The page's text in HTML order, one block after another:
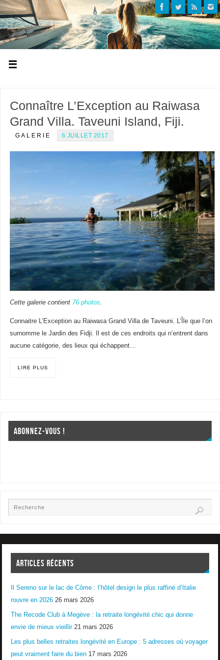
Connaître L’Exception au Raiwasa
Grand Villa. Taveuni Island, Fiji.
GALERIE 6 JUILLET 2017
Cette galerie contient 76 photos
Connaitre L’Exception au Raiwasa Grand Villa de Taveuni. L’Île que l’on
surnomme le Jardin des Fidji. Il est de ces endroits qui n’entrent dans
aucune catégorie, des lieux qui échappent…
LIRE PLUS
ABONNEZ-VOUS !
ARTICLES RÉCENTS
Il Sereno sur le lac de Côme : l’hôtel design le plus raffiné d’Italie
rouvre en 2026 26 mars 2026
The Recode Club à Megève : la retraite longévité chic qui donne
envie de mieux vieillir 21 mars 2026
Les plus belles retraites longévité en Europe : 5 adresses où voyager
peut vraiment faire du bien 17 mars 2026